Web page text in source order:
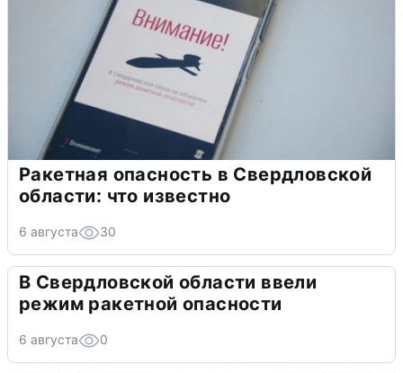
Ракетная опасность в Свердловской
области: что известно
6 августа 30
В Свердловской области ввели
режим ракетной опасности
6 августа 0